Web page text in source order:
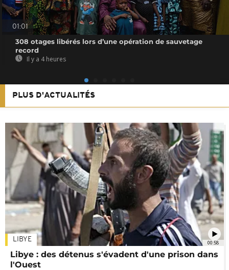
01:01
308 otages libérés lors d’une opération de sauvetage
record
Il y a 4 heures
PLUS D'ACTUALITÉS
00:58
LIBYE
Libye : des détenus s'évadent d'une prison dans
l'Ouest